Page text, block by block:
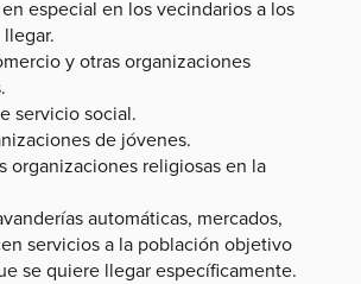
especial en los vecindarios a los
y otras organizaciones
servicio social.
de jóvenes.
organizaciones religiosas en la
automáticas, mercados,
servicios a la población objetivo
se quiere llegar específicamente.